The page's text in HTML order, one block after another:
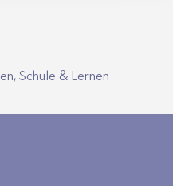
Schule & Lernen